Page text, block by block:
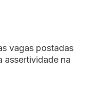
vagas postadas
assertividade na